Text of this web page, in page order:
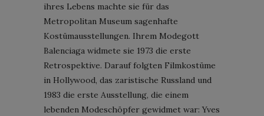
ihres Lebens machte sie für das
Metropolitan Museum sagenhafte
Kostümausstellungen. Ihrem Modegott
Balenciaga widmete sie 1973 die erste
Retrospektive. Darauf folgten Filmkostüme
in Hollywood, das zaristische Russland und
1983 die erste Ausstellung, die einem
lebenden Modeschöpfer gewidmet war: Yves